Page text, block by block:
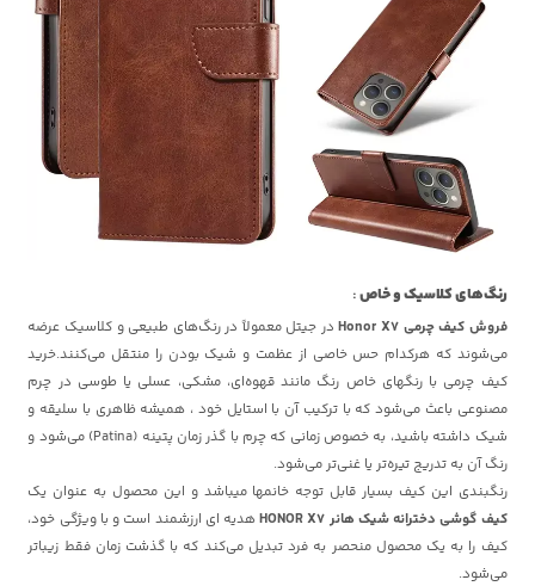
رنگ‌های کلاسیک و خاص:
فروش کیف‌ چرمی Honor X7
در جیتل معمولاً در رنگ‌های طبیعی و کلاسیک عرضه
می‌شوند که هرکدام حس خاصی از عظمت و شیک بودن را منتقل می‌کنند.خرید
کیف چرمی با رنگهای خاص رنگ‌ مانند قهوه‌ای، مشکی، عسلی یا طوسی در چرم
مصنوعی باعث می‌شود که با ترکیب آن با استایل خود ، همیشه ظاهری با سلیقه و
شیک داشته باشید، به خصوص زمانی که چرم با گذر زمان پتینه (Patina) می‌شود و
رنگ آن به تدریج تیره‌تر یا غنی‌تر می‌شود.
رنگبندی این کیف بسیار قابل توجه خانمها میباشد و این محصول به عنوان یک
کیف گوشی دخترانه شیک هانر HONOR X7
هدیه ای ارزشمند است و با ویژگی خود،
کیف را به یک محصول منحصر به فرد تبدیل می‌کند که با گذشت زمان فقط زیباتر
می‌شود.